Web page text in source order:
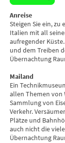
Anreise
Steigen Sie ein,
Italien mit all
aufregender
und dem Treiben
Übernachtung
Mailand
Ein
allen Themen von
Sammlung von
Verkehr.
Plätze und
auch nicht die
Übernachtung